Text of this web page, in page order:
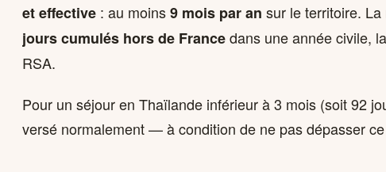
et effective : au moins9 mois par an sur le territoire.
jours cumulés hors de Francedans une année civile,
RSA.
Pour un séjour en Thaïlande inférieur à 3 mois (soit 92
versé normalement — à condition de ne pas dépasser